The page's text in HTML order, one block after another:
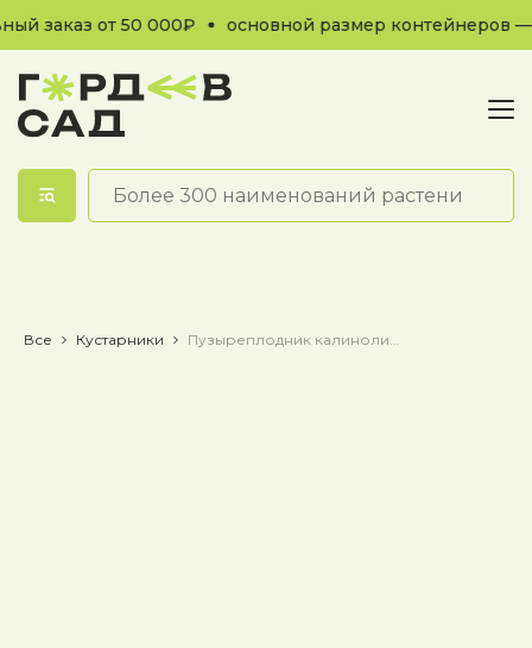
заказ от 50 000₽ основной размер контейнеров —
Обратный звонок
Все Кустарники Пузыреплодник калинолистный Angel Gold / Энджел Голд